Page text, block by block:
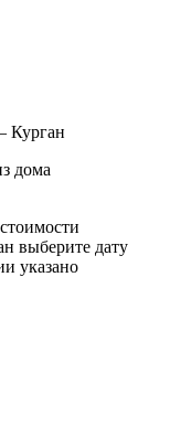
Курган
дома
выберите дату
указано